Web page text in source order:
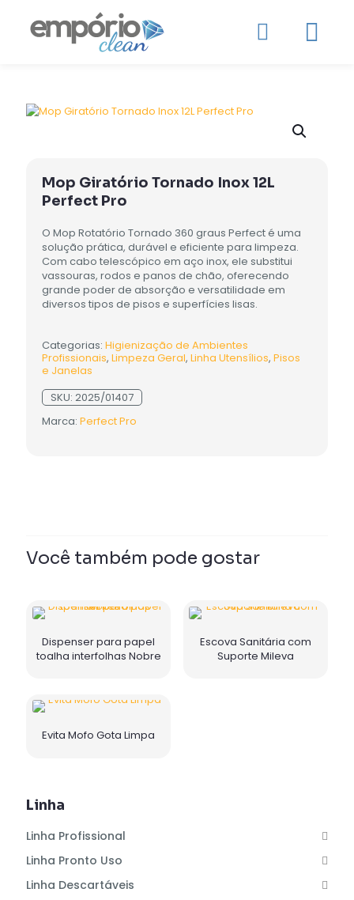
Mop Giratório Tornado Inox 12L
Perfect Pro
O Mop Rotatório Tornado 360 graus Perfect é uma
solução prática, durável e eficiente para limpeza.
Com cabo telescópico em aço inox, ele substitui
vassouras, rodos e panos de chão, oferecendo
grande poder de absorção e versatilidade em
diversos tipos de pisos e superfícies lisas.
Categorias: Higienização de Ambientes
Profissionais, Limpeza Geral, Linha Utensílios, Pisos
e Janelas
SKU: 2025/01407
Marca: Perfect Pro
Você também pode gostar
Dispenser para papel
toalha interfolhas Nobre
Escova Sanitária com
Suporte Mileva
Evita Mofo Gota Limpa
Linha
Linha Profissional
Linha Pronto Uso
Linha Descartáveis